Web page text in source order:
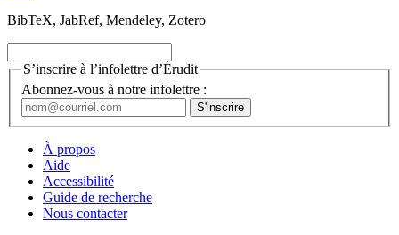
BibTeX, JabRef, Mendeley, Zotero
S’inscrire à l’infolettre d’Érudit
Abonnez-vous à notre infolettre :
À propos
Aide
Accessibilité
Guide de recherche
Nous contacter